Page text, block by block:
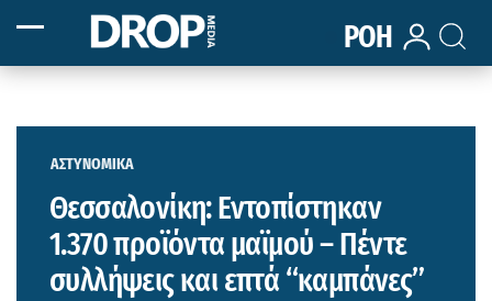
ΡΟΗ
ΑΣΤΥΝΟΜΙΚΑ
Θεσσαλονίκη: Εντοπίστηκαν
1.370 προϊόντα μαϊμού – Πέντε
συλλήψεις και επτά “καμπάνες”